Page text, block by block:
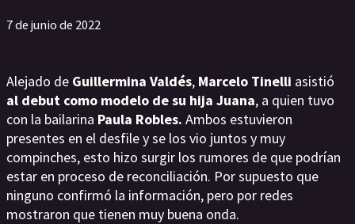
7 de junio de 2022
Alejado de Guillermina Valdés, Marcelo Tinelli asistió
al debut como modelo de su hija Juana, a quien tuvo
con la bailarina Paula Robles. Ambos estuvieron
presentes en el desfile y se los vio juntos y muy
compinches, esto hizo surgir los rumores de que podrían
estar en proceso de reconciliación. Por supuesto que
ninguno confirmó la información, pero por redes
mostraron que tienen muy buena onda.